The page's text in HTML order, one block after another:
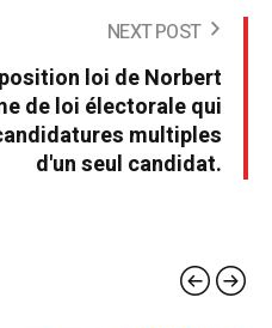
NEXT POST
loi de Norbert
de loi électorale qui
multiples
d'un seul candidat.